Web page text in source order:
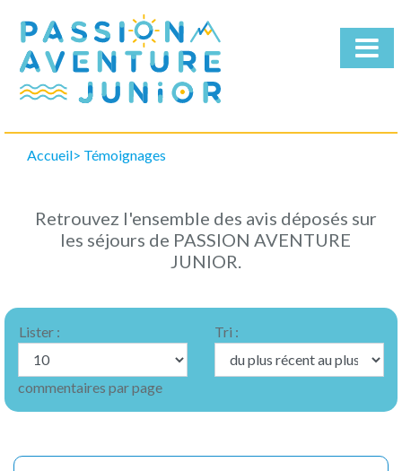
Qui
brochure
Accueil Témoignages
Retrouvez l'ensemble des avis déposés sur
les séjours de PASSION AVENTURE
JUNIOR.
Lister :
commentaires par page
Tri :